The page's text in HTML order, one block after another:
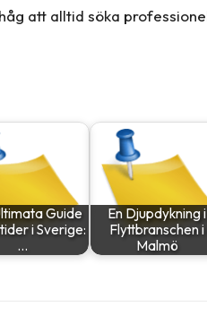
att alltid söka
Guide
i Sverige:
…
En Djupdykning i
Flyttbranschen i
Malmö